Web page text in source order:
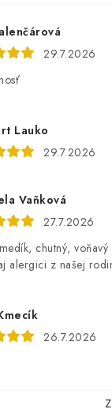
29.7.2026
Lauko
29.7.2026
Vaňková
27.7.2026
chutný,
alergici z našej
26.7.2026